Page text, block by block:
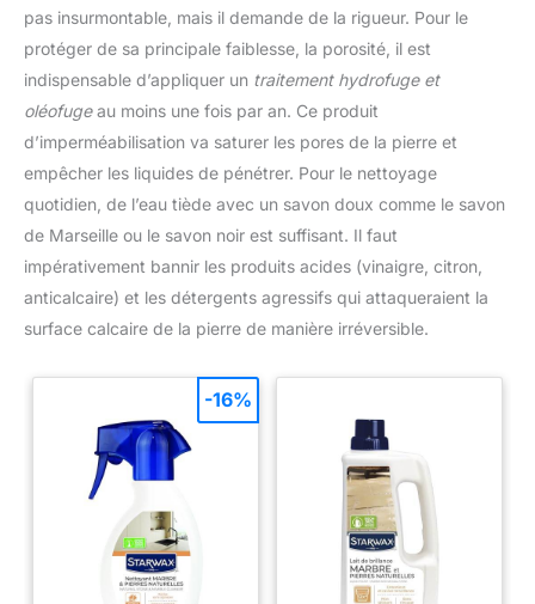
pas insurmontable, mais il demande de la rigueur. Pour le
protéger de sa principale faiblesse, la porosité, il est
indispensable d’appliquer un traitement hydrofuge et
oléofugeau moins une fois par an. Ce produit
d’imperméabilisation va saturer les pores de la pierre et
empêcher les liquides de pénétrer. Pour le nettoyage
quotidien, de l’eau tiède avec un savon doux comme le savon
de Marseille ou le savon noir est suffisant. Il faut
impérativement bannir les produits acides (vinaigre, citron,
anticalcaire) et les détergents agressifs qui attaqueraient la
surface calcaire de la pierre de manière irréversible.
-16%